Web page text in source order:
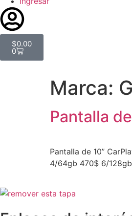
$0.00
0
Marca:
Pantalla
Pantalla de 10”
4/64gb 470$ 6/